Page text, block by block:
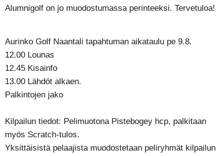
Alumnigolf on jo muodostumassa perinteeksi. Tervetuloa!
Aurinko Golf Naantali tapahtuman aikataulu pe 9.8.
12.00 Lounas
12.45 Kisainfo
13.00 Lähdöt alkaen.
Palkintojen jako
Kilpailun tiedot: Pelimuotona Pistebogey hcp, palkitaan
myös Scratch-tulos.
Yksittäisistä pelaajista muodostetaan peliryhmät kilpailun